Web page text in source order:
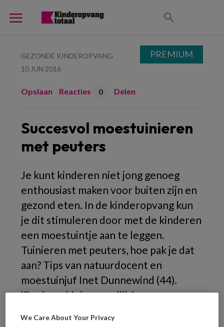
GEZONDE KINDEROPVANG
10 JUN 2016
Opslaan Reacties 0 Delen
Succesvol moestuinieren
met peuters
Je kunt kinderen niet jong genoeg
enthousiast maken voor buiten zijn en
gezond eten. In de kinderopvang kun
je dit stimuleren door met de kinderen
een moestuintje aan te leggen.
Tuinieren met peuters, hoe pak je dat
aan? Tips van natuurdocent en
moestuinjuf Inet Dunnewind (44).
‘Begin zo klein mogelijk.’
H
PREMIUM
We Care About Your Privacy